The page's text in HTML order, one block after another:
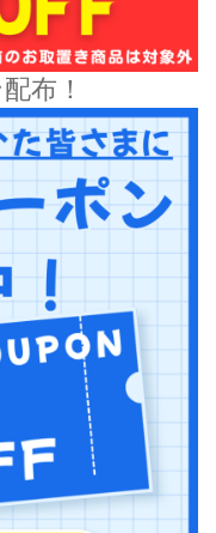
布！